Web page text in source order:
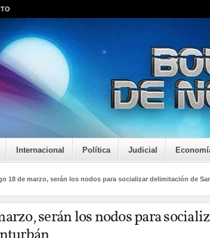
Internacional Política Judicial
18 de marzo, serán los nodos para socializar delimitación de
serán los nodos para